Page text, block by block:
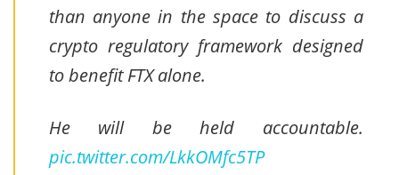
than anyone in the space to discuss a
crypto regulatory framework designed
to benefit FTX alone.
He will be held accountable.
pic.twitter.com/LkkOMfc5TP